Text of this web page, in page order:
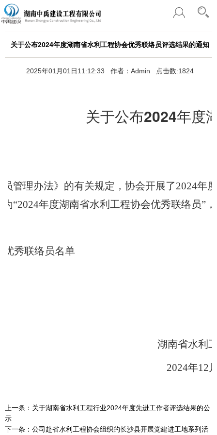
关于公布2024年度湖南省水利工程协会优秀联络员评选结果的通知
2025年01月01日11:12:33 作者：Admin 点击数:1824
关于公布2024年度
管理办法》的有关规定，协会开展了2024年
“2024年度湖南省水利工程协会优秀联络员”，
优秀联络员名单
湖南省水利
2024年12
上一条： 关于湖南省水利工程行业2024年度先进工作者评选结果的公
示
下一条： 公司赴省水利工程协会组织的长沙县开展党建进工地系列活